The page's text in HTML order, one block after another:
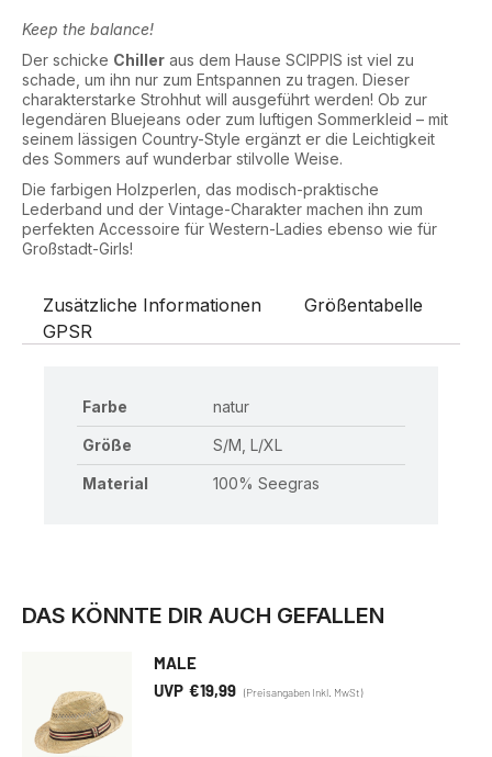
Keep the balance!
Der schicke Chiller aus dem Hause SCIPPIS ist viel zu
schade, um ihn nur zum Entspannen zu tragen. Dieser
charakterstarke Strohhut will ausgeführt werden! Ob zur
legendären Bluejeans oder zum luftigen Sommerkleid – mit
seinem lässigen Country-Style ergänzt er die Leichtigkeit
des Sommers auf wunderbar stilvolle Weise.
Die farbigen Holzperlen, das modisch-praktische
Lederband und der Vintage-Charakter machen ihn zum
perfekten Accessoire für Western-Ladies ebenso wie für
Großstadt-Girls!
Zusätzliche Informationen
Größentabelle
GPSR
Farbe natur
Größe S/M, L/XL
Material 100% Seegras
DAS KÖNNTE DIR AUCH GEFALLEN
MALE
€19,99